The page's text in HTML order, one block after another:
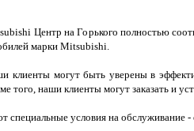
Центр на Горького полностью
марки Mitsubishi.
клиенты могут быть уверены в
наши клиенты могут заказать и
специальные условия на обслуживание